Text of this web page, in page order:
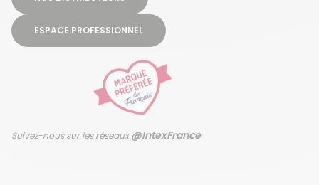
ESPACE PROFESSIONNEL
Suivez-nous sur les réseaux@IntexFrance